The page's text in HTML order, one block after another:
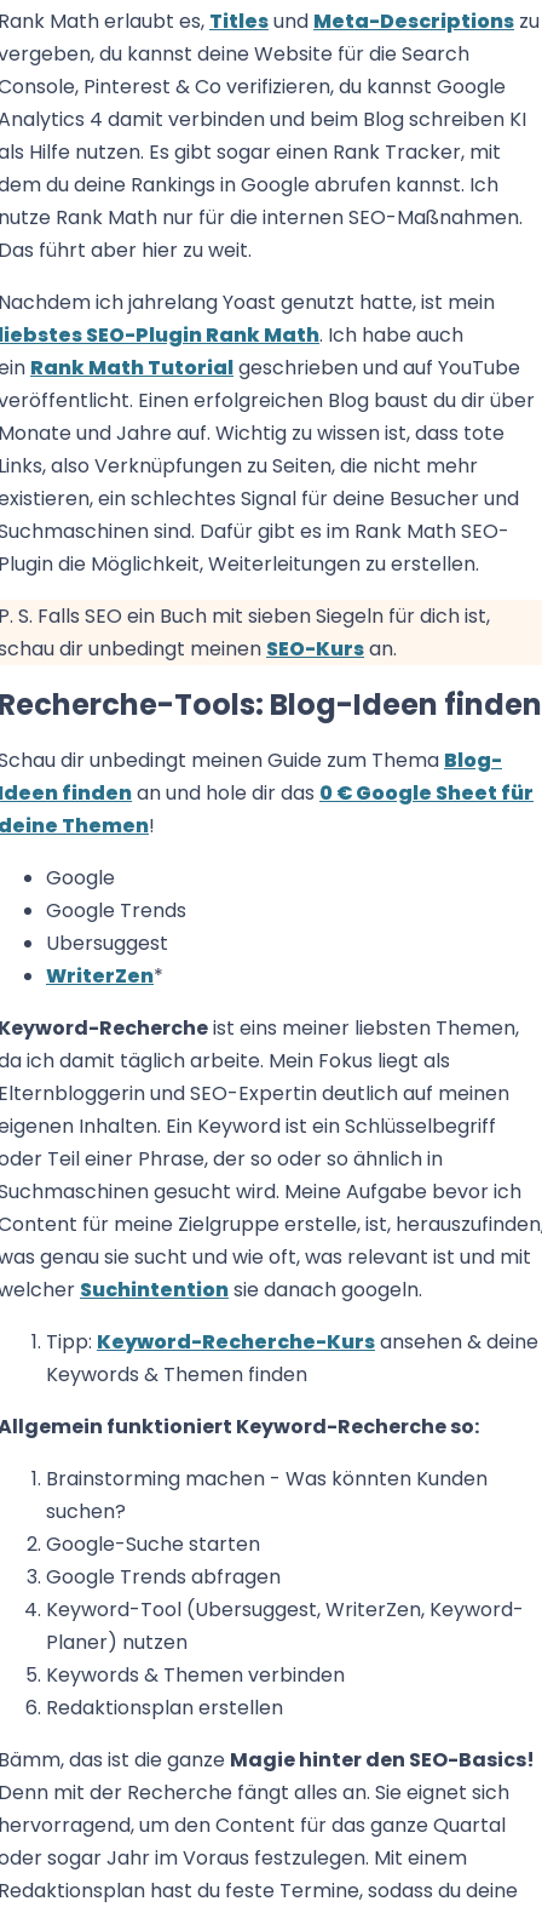
Math erlaubt es, Titlesund Meta-Descriptions zu
du kannst deine Website für die Search
Pinterest & Co verifizieren, du kannst Google
4 damit verbinden und beim Blog schreiben KI
Hilfe nutzen. Es gibt sogar einen Rank Tracker, mit
du deine Rankings in Google abrufen kannst. Ich
Rank Math nur für die internen SEO-Maßnahmen.
führt aber hier zu weit.
ich jahrelang Yoast genutzt hatte, ist mein
SEO-Plugin Rank Math. Ich habe auch
Rank Math Tutorialgeschrieben und auf YouTube
Einen erfolgreichen Blog baust du dir über
und Jahre auf. Wichtig zu wissen ist, dass tote
also Verknüpfungen zu Seiten, die nicht mehr
ein schlechtes Signal für deine Besucher und
sind. Dafür gibt es im Rank Math SEO-
die Möglichkeit, Weiterleitungen zu erstellen.
S. Falls SEO ein Buch mit sieben Siegeln für dich ist,
dir unbedingt meinen SEO-Kursan.
Tools: Blog-Ideen finden
dir unbedingt meinen Guide zum Thema Blog-
findenan und hole dir das 0 € Google Sheet für
Themen!
Google
Google Trends
Ubersuggest
WriterZen*
Rechercheist eins meiner liebsten Themen,
ich damit täglich arbeite. Mein Fokus liegt als
und SEO-Expertin deutlich auf meinen
Inhalten. Ein Keyword ist ein Schlüsselbegriff
Teil einer Phrase, der so oder so ähnlich in
gesucht wird. Meine Aufgabe bevor ich
für meine Zielgruppe erstelle, ist,
genau sie sucht und wie oft, was relevant ist und mit
Suchintentionsie danach googeln.
Tipp: Keyword-Recherche-Kursansehen & deine
Keywords & Themen finden
funktioniert Keyword-Recherche so:
Brainstorming machen - Was könnten Kunden
suchen?
Google-Suche starten
Google Trends abfragen
Keyword-Tool (Ubersuggest, WriterZen, Keyword-
Planer) nutzen
Keywords & Themen verbinden
Redaktionsplan erstellen
das ist die ganze Magie hinter den SEO-Basics!
mit der Recherche fängt alles an. Sie eignet sich
um den Content für das ganze Quartal
sogar Jahr im Voraus festzulegen. Mit einem
hast du feste Termine, sodass du deine